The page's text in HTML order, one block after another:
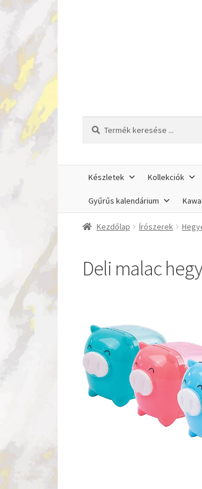
Készletek Kollekciók
Gyűrűs kalendárium
Kezdőlap Írószerek
Deli malac